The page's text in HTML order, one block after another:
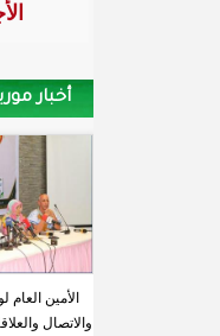
أخبار
الأمين العام
والاتصال